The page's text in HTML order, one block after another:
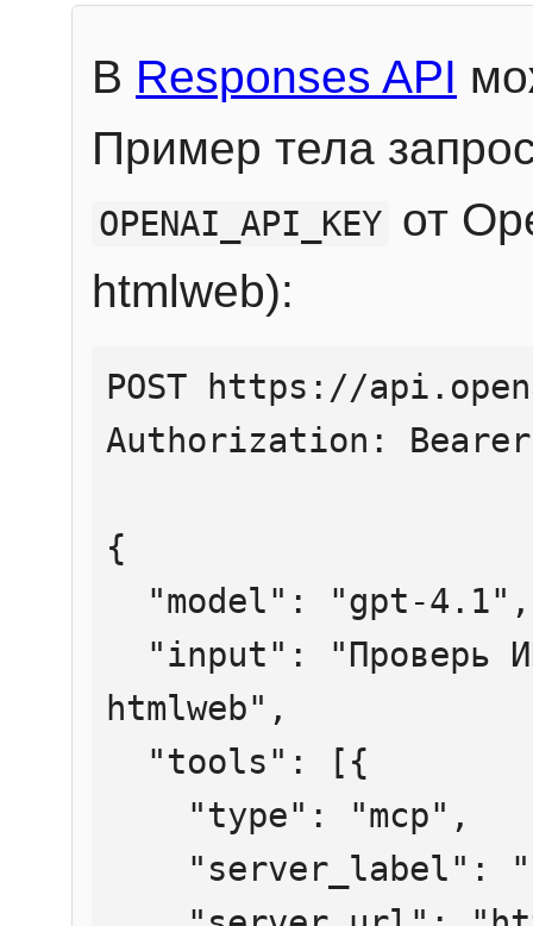
В Responses API
Пример тела
OPENAI_API_KEY от
htmlweb):
POST https://
Authorization:
{
htmlweb",